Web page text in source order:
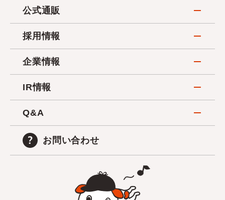
公式通販
採用情報
企業情報
IR情報
Q&A
お問い合わせ